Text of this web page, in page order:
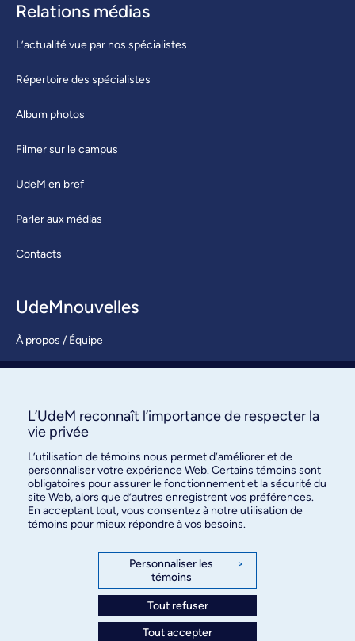
Relations médias
L’actualité vue par nos spécialistes
Répertoire des spécialistes
Album photos
Filmer sur le campus
UdeM en bref
Parler aux médias
Contacts
UdeMnouvelles
À propos / Équipe
S’abonner
des relations publiques
3744, rue Jean-Brillant, bureau 490
Montréal (Québec) H3T 1P1
L’UdeM reconnaît l’importance de respecter la
vie privée
L’utilisation de témoins nous permet d’améliorer et de
personnaliser votre expérience Web. Certains témoins sont
obligatoires pour assurer le fonctionnement et la sécurité du
site Web, alors que d’autres enregistrent vos préférences.
En acceptant tout, vous consentez à notre utilisation de
témoins pour mieux répondre à vos besoins.
Personnaliser les
témoins
>
Tout refuser
Tout accepter